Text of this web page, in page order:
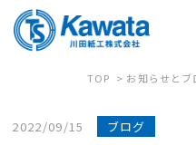
TOP お知らせとブ
2022/09/15 ブログ